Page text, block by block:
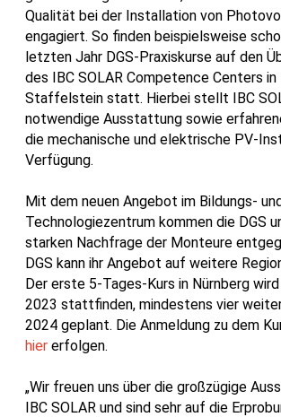
Qualität bei der Installation von
engagiert. So finden beispielsweise
letzten Jahr DGS-Praxiskurse auf den
des IBC SOLAR Competence Centers in
Staffelstein statt. Hierbei stellt IBC
notwendige Ausstattung sowie
die mechanische und elektrische PV-
Verfügung.
Mit dem neuen Angebot im Bildungs-
Technologiezentrum kommen die DGS
starken Nachfrage der Monteure
DGS kann ihr Angebot auf weitere
Der erste 5-Tages-Kurs in Nürnberg
2023 stattfinden, mindestens vier
2024 geplant. Die Anmeldung zu dem
hier erfolgen.
„Wir freuen uns über die großzügige
IBC SOLAR und sind sehr auf die